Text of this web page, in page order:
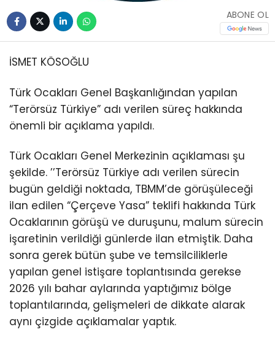
ABONE OL
İSMET KÖSOĞLU
Türk Ocakları Genel Başkanlığından yapılan
“Terörsüz Türkiye” adı verilen süreç hakkında
önemli bir açıklama yapıldı.
Türk Ocakları Genel Merkezinin açıklaması şu
şekilde. ’’Terörsüz Türkiye adı verilen sürecin
bugün geldiği noktada, TBMM’de görüşüleceği
ilan edilen “Çerçeve Yasa” teklifi hakkında Türk
Ocaklarının görüşü ve duruşunu, malum sürecin
işaretinin verildiği günlerde ilan etmiştik. Daha
sonra gerek bütün şube ve temsilciliklerle
yapılan genel istişare toplantısında gerekse
2026 yılı bahar aylarında yaptığımız bölge
toplantılarında, gelişmeleri de dikkate alarak
aynı çizgide açıklamalar yaptık.